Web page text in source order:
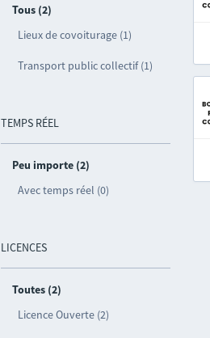
Tous (2)
Lieux de covoiturage (1)
Transport public collectif (1)
TEMPS RÉEL
Peu importe (2)
Avec temps réel (0)
LICENCES
Toutes (2)
Licence Ouverte (2)